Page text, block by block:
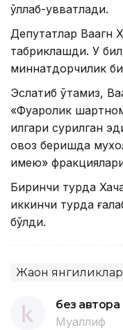
қўллаб-қувватлади.
Депутатлар Ваагн
табриклашди. У
миннатдорчилик
Эслатиб ўтамиз,
«Фуқаролик
илгари сурилган
овоз беришда
имею»
Биринчи турда
иккинчи турда
бўлди.
Жаҳон
без автора
Муаллиф